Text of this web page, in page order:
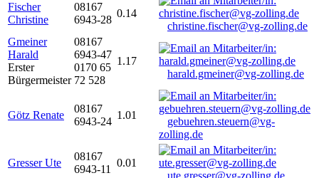
Fischer
Christine
08167
6943-28
0.14
christine.fischer@vg-zolling.de
Gmeiner
Harald
Erster
Bürgermeister
08167
6943-47
0170 65
72 528
1.17
harald.gmeiner@vg-zolling.de
Götz Renate
08167
6943-24
1.01
gebuehren.steuern@vg-
zolling.de
Gresser Ute
08167
6943-11
0.01